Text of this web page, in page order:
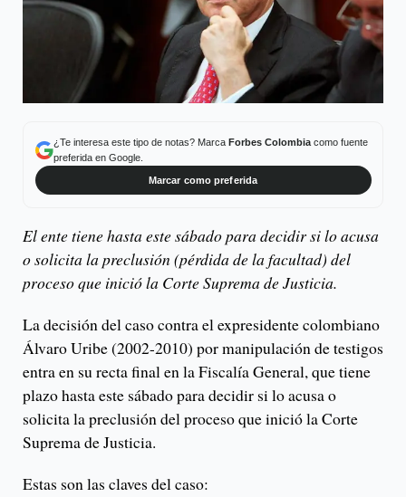
¿Te interesa este tipo de notas? Marca Forbes Colombiacomo fuente
preferida en Google.
Marcar como preferida
El ente tiene hasta este sábado para decidir si lo acusa
o solicita la preclusión (pérdida de la facultad) del
proceso que inició la Corte Suprema de Justicia.
La decisión del caso contra el expresidente colombiano
Álvaro Uribe (2002-2010) por manipulación de testigos
entra en su recta final en la Fiscalía General, que tiene
plazo hasta este sábado para decidir si lo acusa o
solicita la preclusión del proceso que inició la Corte
Suprema de Justicia.
Estas son las claves del caso: